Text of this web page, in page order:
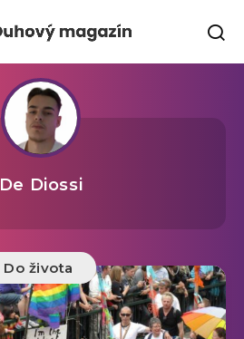
De Diossi
Do života